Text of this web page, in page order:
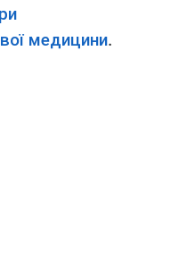
медицини.